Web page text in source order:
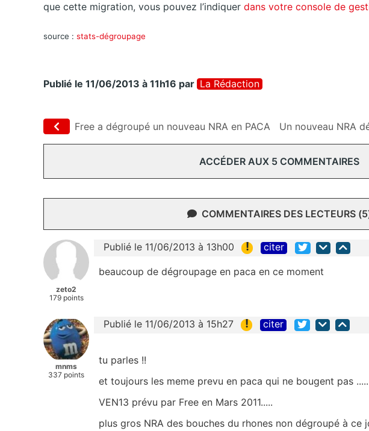
que cette migration, vous pouvez l’indiquer dans votre console de
source : stats-dégroupage
Publié le 11/06/2013 à 11h16 par La Rédaction
Free a dégroupé un nouveau NRA en PACA Un nouveau NRA
ACCÉDER AUX 5 COMMENTAIRES
COMMENTAIRES DES LECTEURS
zeto2
179 points
Publié le 11/06/2013 à 13h00 ! citer
beaucoup de dégroupage en paca en ce moment
mnms
337 points
Publié le 11/06/2013 à 15h27 ! citer
tu parles !!
et toujours les meme prevu en paca qui ne bougent pas .....
VEN13 prévu par Free en Mars 2011.....
plus gros NRA des bouches du rhones non dégroupé à ce